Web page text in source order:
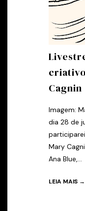
Cagnin
Imagem:
dia 28 de
Mary
Ana Blue,...
LEIA MAIS →